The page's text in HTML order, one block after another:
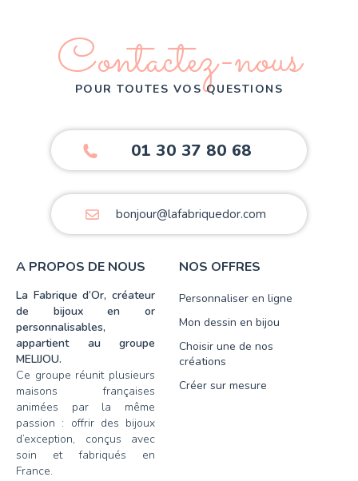
Contactez-nous
POUR TOUTES VOS QUESTIONS
01 30 37 80 68
bonjour@lafabriquedor.com
A PROPOS DE NOUS
La Fabrique d’Or, créateur
de bijoux en or
personnalisables,
appartient au groupe
MELIJOU.
Ce groupe réunit plusieurs
maisons françaises
animées par la même
passion : offrir des bijoux
d’exception, conçus avec
soin et fabriqués en
France.
NOS OFFRES
Personnaliser en ligne
Mon dessin en bijou
Choisir une de nos
créations
Créer sur mesure